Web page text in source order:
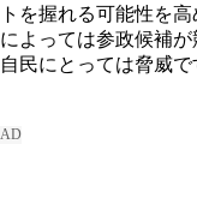
トを握れる可能性を
によっては参政候補が
自民にとっては脅威で